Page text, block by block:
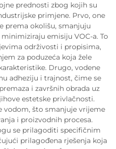
prednosti zbog kojih su
primjene. Prvo, one
prema okolišu, smanjuju
emisiju VOC-a. To
održivosti i propisima,
za poduzeća koja žele
Drugo, vodene
adheziju i trajnost, čime se
i završnih obrada uz
estetske privlačnosti.
vodom, što smanjuje vrijeme
i proizvodnih procesa.
se prilagoditi specifičnim
prilagođena rješenja koja